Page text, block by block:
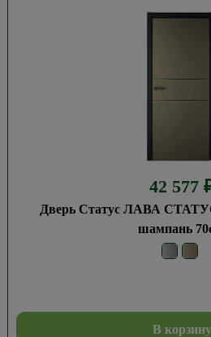
42 577
Дверь Статус ЛАВА
шампань
В корзину